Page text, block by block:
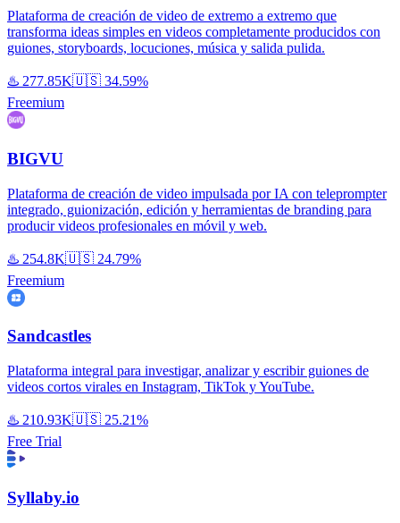
Plataforma de creación de video de extremo a extremo que
transforma ideas simples en videos completamente producidos con
guiones, storyboards, locuciones, música y salida pulida.
♨️ 277.85K🇺🇸 34.59%
Freemium
BIGVU
Plataforma de creación de video impulsada por IA con teleprompter
integrado, guionización, edición y herramientas de branding para
producir videos profesionales en móvil y web.
♨️ 254.8K🇺🇸 24.79%
Freemium
Sandcastles
Plataforma integral para investigar, analizar y escribir guiones de
videos cortos virales en Instagram, TikTok y YouTube.
♨️ 210.93K🇺🇸 25.21%
Free Trial
Syllaby.io